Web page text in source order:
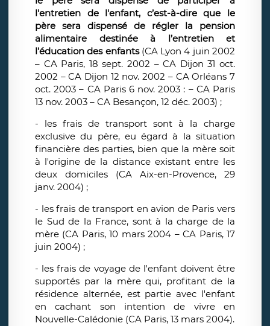
l'entretien de l'enfant, c’est-à-dire que le
père sera dispensé de régler la pension
alimentaire destinée à l’entretien et
l’éducation des enfants(CA Lyon 4 juin 2002
– CA Paris, 18 sept. 2002 – CA Dijon 31 oct.
2002 – CA Dijon 12 nov. 2002 – CA Orléans 7
oct. 2003 – CA Paris 6 nov. 2003 : – CA Paris
13 nov. 2003 – CA Besançon, 12 déc. 2003) ;
- les frais de transport sont à la charge
exclusive du père, eu égard à la situation
financière des parties, bien que la mère soit
à l'origine de la distance existant entre les
deux domiciles (CA Aix-en-Provence, 29
janv. 2004) ;
- les frais de transport en avion de Paris vers
le Sud de la France, sont à la charge de la
mère (CA Paris, 10 mars 2004 – CA Paris, 17
juin 2004) ;
- les frais de voyage de l'enfant doivent être
supportés par la mère qui, profitant de la
résidence alternée, est partie avec l'enfant
en cachant son intention de vivre en
Nouvelle-Calédonie (CA Paris, 13 mars 2004).